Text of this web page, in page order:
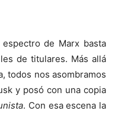
de Marx basta
de titulares. Más allá
todos nos asombramos
y posó con una copia
. Con esa escena la